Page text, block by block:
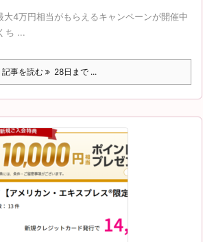
大4万円相当がもらえるキャンペーンが開催中
ち ...
記事を読む 28日まで ...